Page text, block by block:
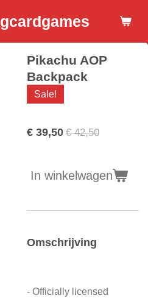
Pikachu AOP
Backpack
Sale!
€ 39,50 € 42,50
In winkelwagen
Omschrijving
- Officially licensed